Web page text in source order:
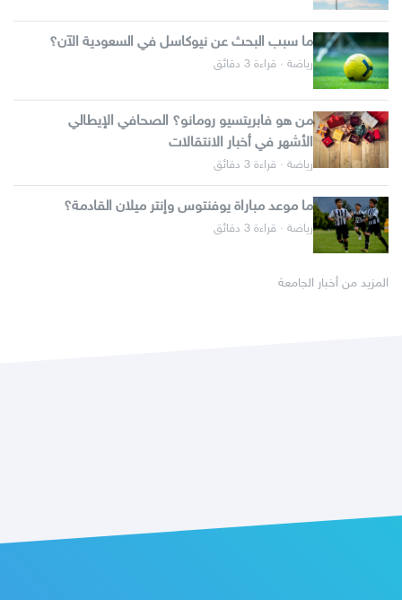
ما سبب البحث عن نيوكاسل في السعودية الآن؟
رياضة · قراءة 3 دقائق
من هو فابريتسيو رومانو؟ الصحافي الإيطالي
الأشهر في أخبار الانتقالات
رياضة · قراءة 3 دقائق
ما موعد مباراة يوفنتوس وإنتر ميلان القادمة؟
رياضة · قراءة 3 دقائق
المزيد من أخبار الجامعة